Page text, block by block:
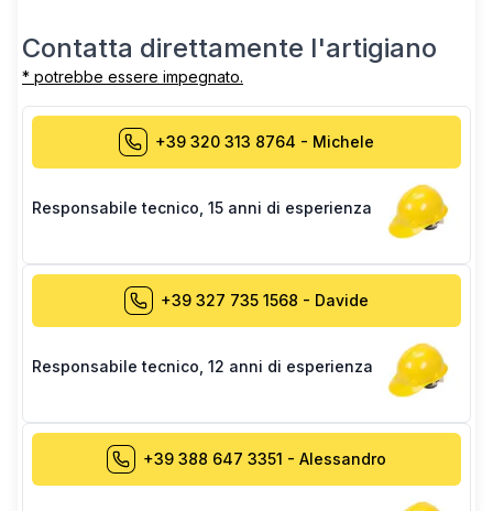
Contatta direttamente l'artigiano
* potrebbe essere impegnato.
+39 320 313 8764 - Michele
Responsabile tecnico 15 anni di esperienza
+39 327 735 1568 - Davide
Responsabile tecnico 12 anni di esperienza
+39 388 647 3351 - Alessandro